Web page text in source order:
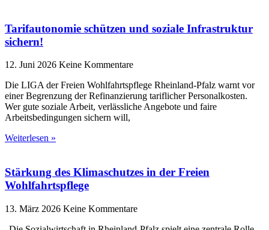
Tarifautonomie schützen und soziale Infrastruktur
sichern!
12. Juni 2026 Keine Kommentare
Die LIGA der Freien Wohlfahrtspflege Rheinland-Pfalz warnt vor
einer Begrenzung der Refinanzierung tariflicher Personalkosten.
Wer gute soziale Arbeit, verlässliche Angebote und faire
Arbeitsbedingungen sichern will,
Weiterlesen »
Stärkung des Klimaschutzes in der Freien
Wohlfahrtspflege
13. März 2026 Keine Kommentare